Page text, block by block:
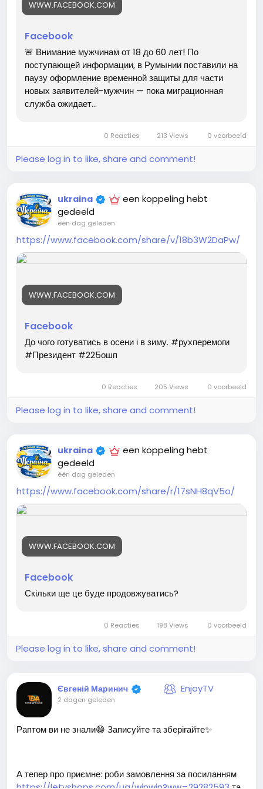
шопінг #покупки #купити #купую #торгівля ля #магаз
ин #шопоголік #онлайншопінг #товар #модель #дівчи
на #жінка
WWW.FACEBOOK.COM
Facebook
🚨 Внимание мужчинам от 18 до 60 лет! По
поступающей информации, в Румынии поставили на
паузу оформление временной защиты для части
новых заявителей-мужчин — пока миграционная
служба ожидает...
0 Reacties 213 Views 0 voorbeeld
Please log in to like, share and comment!
ukraina
een koppeling hebt
gedeeld
één dag geleden
https://www.facebook.com/share/v/18b3W2DaPw/
WWW.FACEBOOK.COM
Facebook
До чого готуватись в осени і в зиму. #рухперемоги
#Президент #225ошп
0 Reacties 205 Views 0 voorbeeld
Please log in to like, share and comment!
ukraina
een koppeling hebt
gedeeld
één dag geleden
https://www.facebook.com/share/r/17sNH8qV5o/
WWW.FACEBOOK.COM
Facebook
Скільки ще це буде продовжуватись?
0 Reacties 198 Views 0 voorbeeld
Please log in to like, share and comment!
Євгеній Маринич EnjoyTV
2 dagen geleden
Раптом ви не знали😁 Записуйте та зберігайте✨
А тепер про приємне: роби замовлення за посиланням